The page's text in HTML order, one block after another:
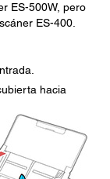
ES-500W, pero
ES-400.
hacia